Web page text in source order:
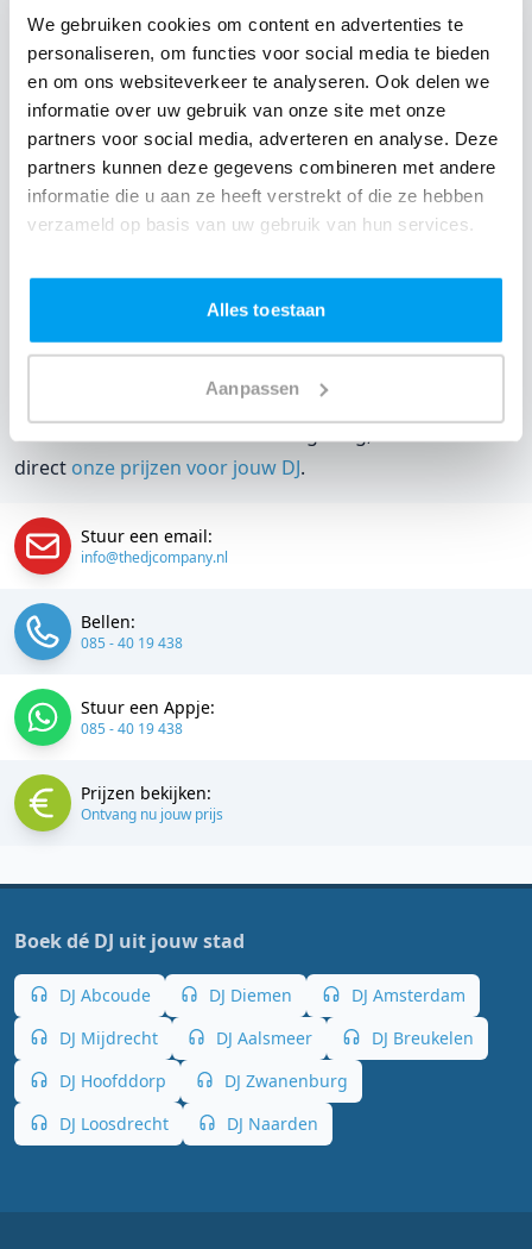
We gebruiken cookies om content en advertenties te
personaliseren, om functies voor social media te bieden
en om ons websiteverkeer te analyseren. Ook delen we
informatie over uw gebruik van onze site met onze
partners voor social media, adverteren en analyse. Deze
partners kunnen deze gegevens combineren met andere
informatie die u aan ze heeft verstrekt of die ze hebben
verzameld op basis van uw gebruik van hun services.
Alles toestaan
Aanpassen
DJ huren voor jouw feest in Strandpaviljoen a/d
PLAS?
EenDJ hurenzonder zorgen in Strandpaviljoen a/d
PLAS: dat is onze garantie. Van de afstemming met de
locatie tot een reserve DJ. Wij zorgen dat het goed
komt. Maar voordat je een DJ voor jouw feest gaat
DJ boeken uit Noord-Hollandwas nog nooit zo
makkelijk. Daarom kun je bij ons online de prijs
een vrijblijvende offerte aanvragen. Huur de beste DJ uit
direct onze prijzen voor jouw DJ.
Stuur een email:
info@thedjcompany.nl
Bellen:
085 - 40 19 438
Stuur een Appje:
085 - 40 19 438
Prijzen bekijken:
Ontvang nu jouw prijs
Boek dé DJ uit jouw stad
DJ Abcoude DJ Diemen
DJ Amsterdam
DJ Mijdrecht
DJ Aalsmeer
DJ Breukelen
DJ Hoofddorp
DJ Zwanenburg
DJ Loosdrecht
DJ Naarden